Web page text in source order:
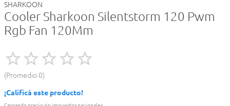
SHARKOON
Cooler Sharkoon Silentstorm 120 Pwm
Rgb Fan 120Mm
Promedio 0
¡Calificá este producto!